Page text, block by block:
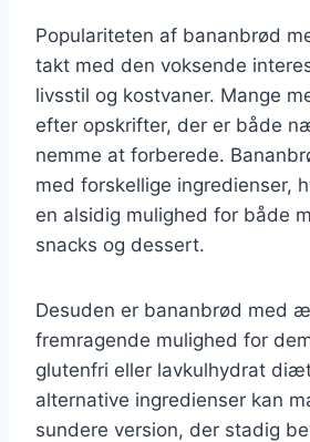
Populariteten af bananbrød
takt med den voksende
livsstil og kostvaner. Mange
efter opskrifter, der er både
nemme at forberede.
med forskellige ingredienser,
en alsidig mulighed for både
snacks og dessert.
Desuden er bananbrød med
fremragende mulighed for
glutenfri eller lavkulhydrat
alternative ingredienser kan
sundere version, der stadig